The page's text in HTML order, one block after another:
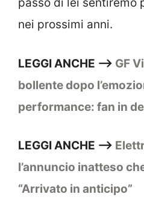
nei prossimi anni.
LEGGI ANCHE —> GF
bollente dopo
performance: fan in
LEGGI ANCHE —>
l’annuncio inatteso
“Arrivato in anticipo”